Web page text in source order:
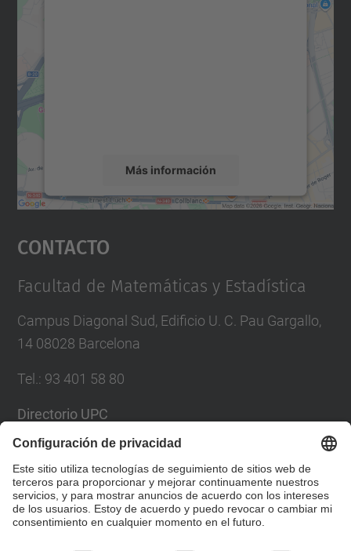
Más información
Aceptar
powered by
Contacto
Facultad de Matemáticas y Estadística
Campus Diagonal Sud, Edificio U. C. Pau Gargallo,
14 08028 Barcelona
Tel. : 93 401 58 80
Directorio UPC
Formulario de contacto
Lista Redes Sociales